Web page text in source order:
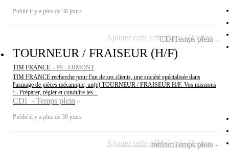
Publié il y a plus de 30 jours
TOURNEUR / FRAISEUR (H/F)
TIM FRANCE - 95 - ERMONT
TIM FRANCE recherche pour l'un de ses clients, une société spécialisée dans
l'usinage de pièces mécanique, un(e) TOURNEUR / FRAISEUR H/F. Vos missions
: - Préparer, régler et conduire les...
CDI - Temps plein
Publié il y a plus de 30 jours
CDITemps plein
Ajouter cette offre à ma sélection
IntérimTemps plein
Ajouter cette offre à ma sélection